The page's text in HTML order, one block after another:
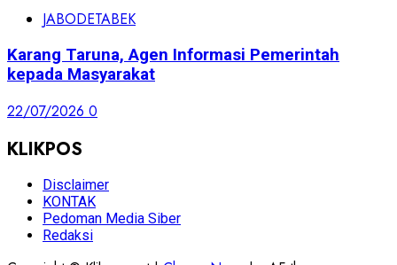
JABODETABEK
Karang Taruna, Agen Informasi Pemerintah
kepada Masyarakat
22/07/2026 0
KLIKPOS
Disclaimer
KONTAK
Pedoman Media Siber
Redaksi